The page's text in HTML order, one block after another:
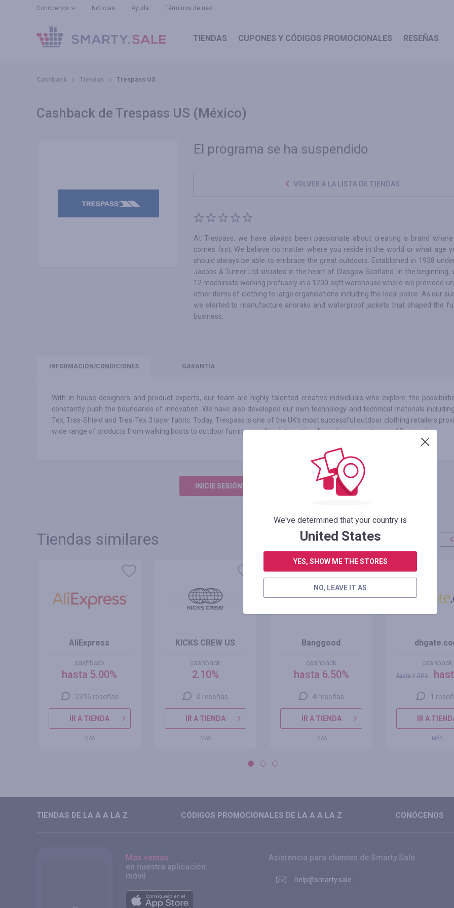
Conócenos Noticias Ayuda Términos de uso
TIENDAS CUPONES Y CÓDIGOS PROMOCIONALES RESEÑAS
Cashback Tiendas Trespass US
Cashback de Trespass US (México)
El programa se ha suspendido
VOLVER A LA LISTA DE TIENDAS
At Trespass, we have always been passionate about creating a brand
comes first. We believe no matter where you reside in the world or what age
should always be able to embrace the great outdoors. Established in 1938
Jacobs & Turner Ltd situated in the heart of Glasgow Scotland. In the beginning,
12 machinists working profusely in a 1200 sqft warehouse where we provided
other items of clothing to large organisations including the local police. As our
we started to manufacture anoraks and waterproof jackets that shaped the
business.
INFORMACIÓN /CONDICIONES GARANTÍA
With in-house designers and product experts, our team are highly talented creative individuals who explore the
constantly push the boundaries of innovation. We have also developed our own technology and technical materials
Tex, Tres-Shield and Tres-Tex 3 layer fabric. Today, Trespass is one of the UK’s most successful outdoor clothing retailers
wide range of products from walking boots to outdoor furniture, selling internationally and exporting to over 60 countries.
INICIE SESIÓN PARA DEJAR UNA RESEÑA
Tiendas similares
AliExpress
cashback
hasta 5.00%
2316 reseñas
IR A TIENDA
MÁS
KICKS CREW US
cashback
2.10%
0 reseñas
IR A TIENDA
MÁS
Banggood
cashback
hasta 6.50%
4 reseñas
IR A TIENDA
MÁS
oferta
+100%
cashback
hasta1.00%
1
IR A
MÁS
TIENDAS DE LA A A LA Z CÓDIGOS PROMOCIONALES DE LA A A LA Z CONÓCENOS
Más ventas
en nuestra aplicación
móvil
Asistencia para clientes de Smarty.Sale
help@smarty.sale
We've determined that your country is
United States
YES, SHOW ME THE STORES
NO, LEAVE IT AS